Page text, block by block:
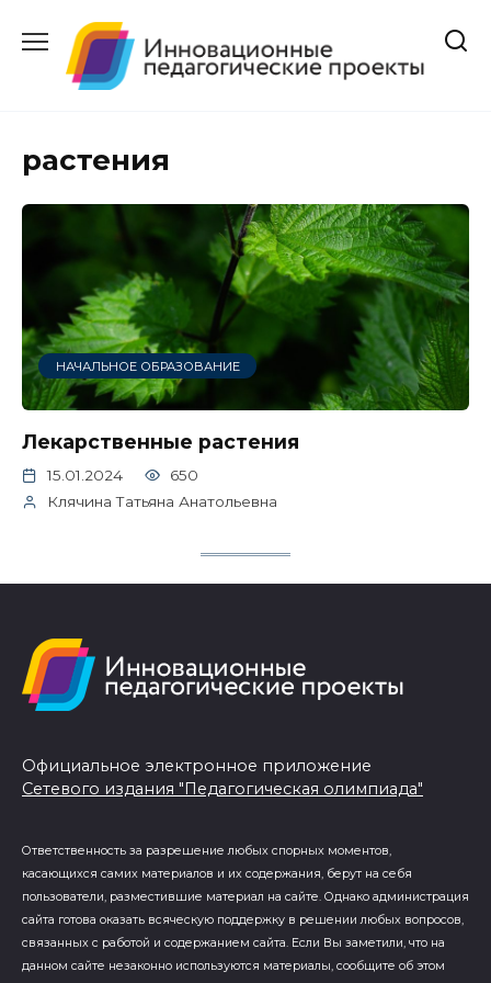
содержанию
растения
НАЧАЛЬНОЕ ОБРАЗОВАНИЕ
Лекарственные растения
15.01.2024
650
Клячина Татьяна Анатольевна
Официальное электронное приложение
Сетевого издания "Педагогическая олимпиада"
Ответственность за разрешение любых спорных моментов,
касающихся самих материалов и их содержания, берут на себя
пользователи, разместившие материал на сайте. Однако администрация
сайта готова оказать всяческую поддержку в решении любых вопросов,
связанных с работой и содержанием сайта. Если Вы заметили, что на
данном сайте незаконно используются материалы, сообщите об этом